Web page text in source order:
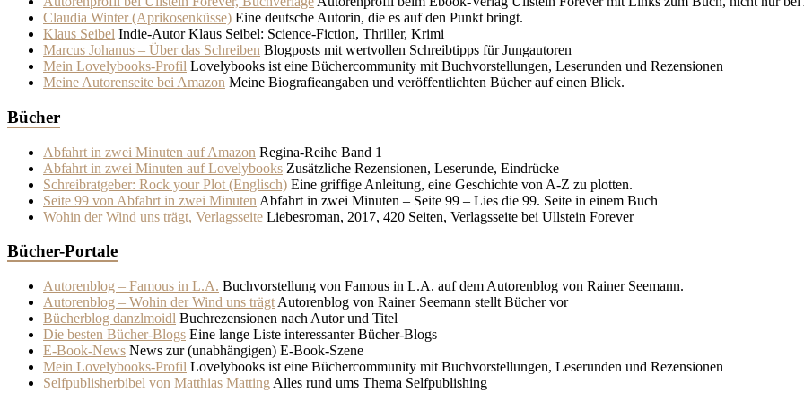
Claudia Winter (Aprikosenküsse) Eine deutsche Autorin, die es auf den Punkt bringt.
Klaus Seibel Indie-Autor Klaus Seibel: Science-Fiction, Thriller, Krimi
Marcus Johanus – Über das Schreiben Blogposts mit wertvollen Schreibtipps für Jungautoren
Mein Lovelybooks-Profil Lovelybooks ist eine Büchercommunity mit Buchvorstellungen, Leserunden und Rezensionen
Meine Autorenseite bei Amazon Meine Biografieangaben und veröffentlichten Bücher auf einen Blick.
Bücher
Abfahrt in zwei Minuten auf Amazon Regina-Reihe Band 1
Abfahrt in zwei Minuten auf Lovelybooks Zusätzliche Rezensionen, Leserunde, Eindrücke
Schreibratgeber: Rock your Plot (Englisch) Eine griffige Anleitung, eine Geschichte von A-Z zu plotten.
Seite 99 von Abfahrt in zwei Minuten Abfahrt in zwei Minuten – Seite 99 – Lies die 99. Seite in einem Buch
Wohin der Wind uns trägt, Verlagsseite Liebesroman, 2017, 420 Seiten, Verlagsseite bei Ullstein Forever
Bücher-Portale
Autorenblog – Famous in L.A. Buchvorstellung von Famous in L.A. auf dem Autorenblog von Rainer Seemann.
Autorenblog – Wohin der Wind uns trägt Autorenblog von Rainer Seemann stellt Bücher vor
Bücherblog danzlmoidl Buchrezensionen nach Autor und Titel
Die besten Bücher-Blogs Eine lange Liste interessanter Bücher-Blogs
E-Book-News News zur (unabhängigen) E-Book-Szene
Mein Lovelybooks-Profil Lovelybooks ist eine Büchercommunity mit Buchvorstellungen, Leserunden und Rezensionen
Selfpublisherbibel von Matthias Matting Alles rund ums Thema Selfpublishing